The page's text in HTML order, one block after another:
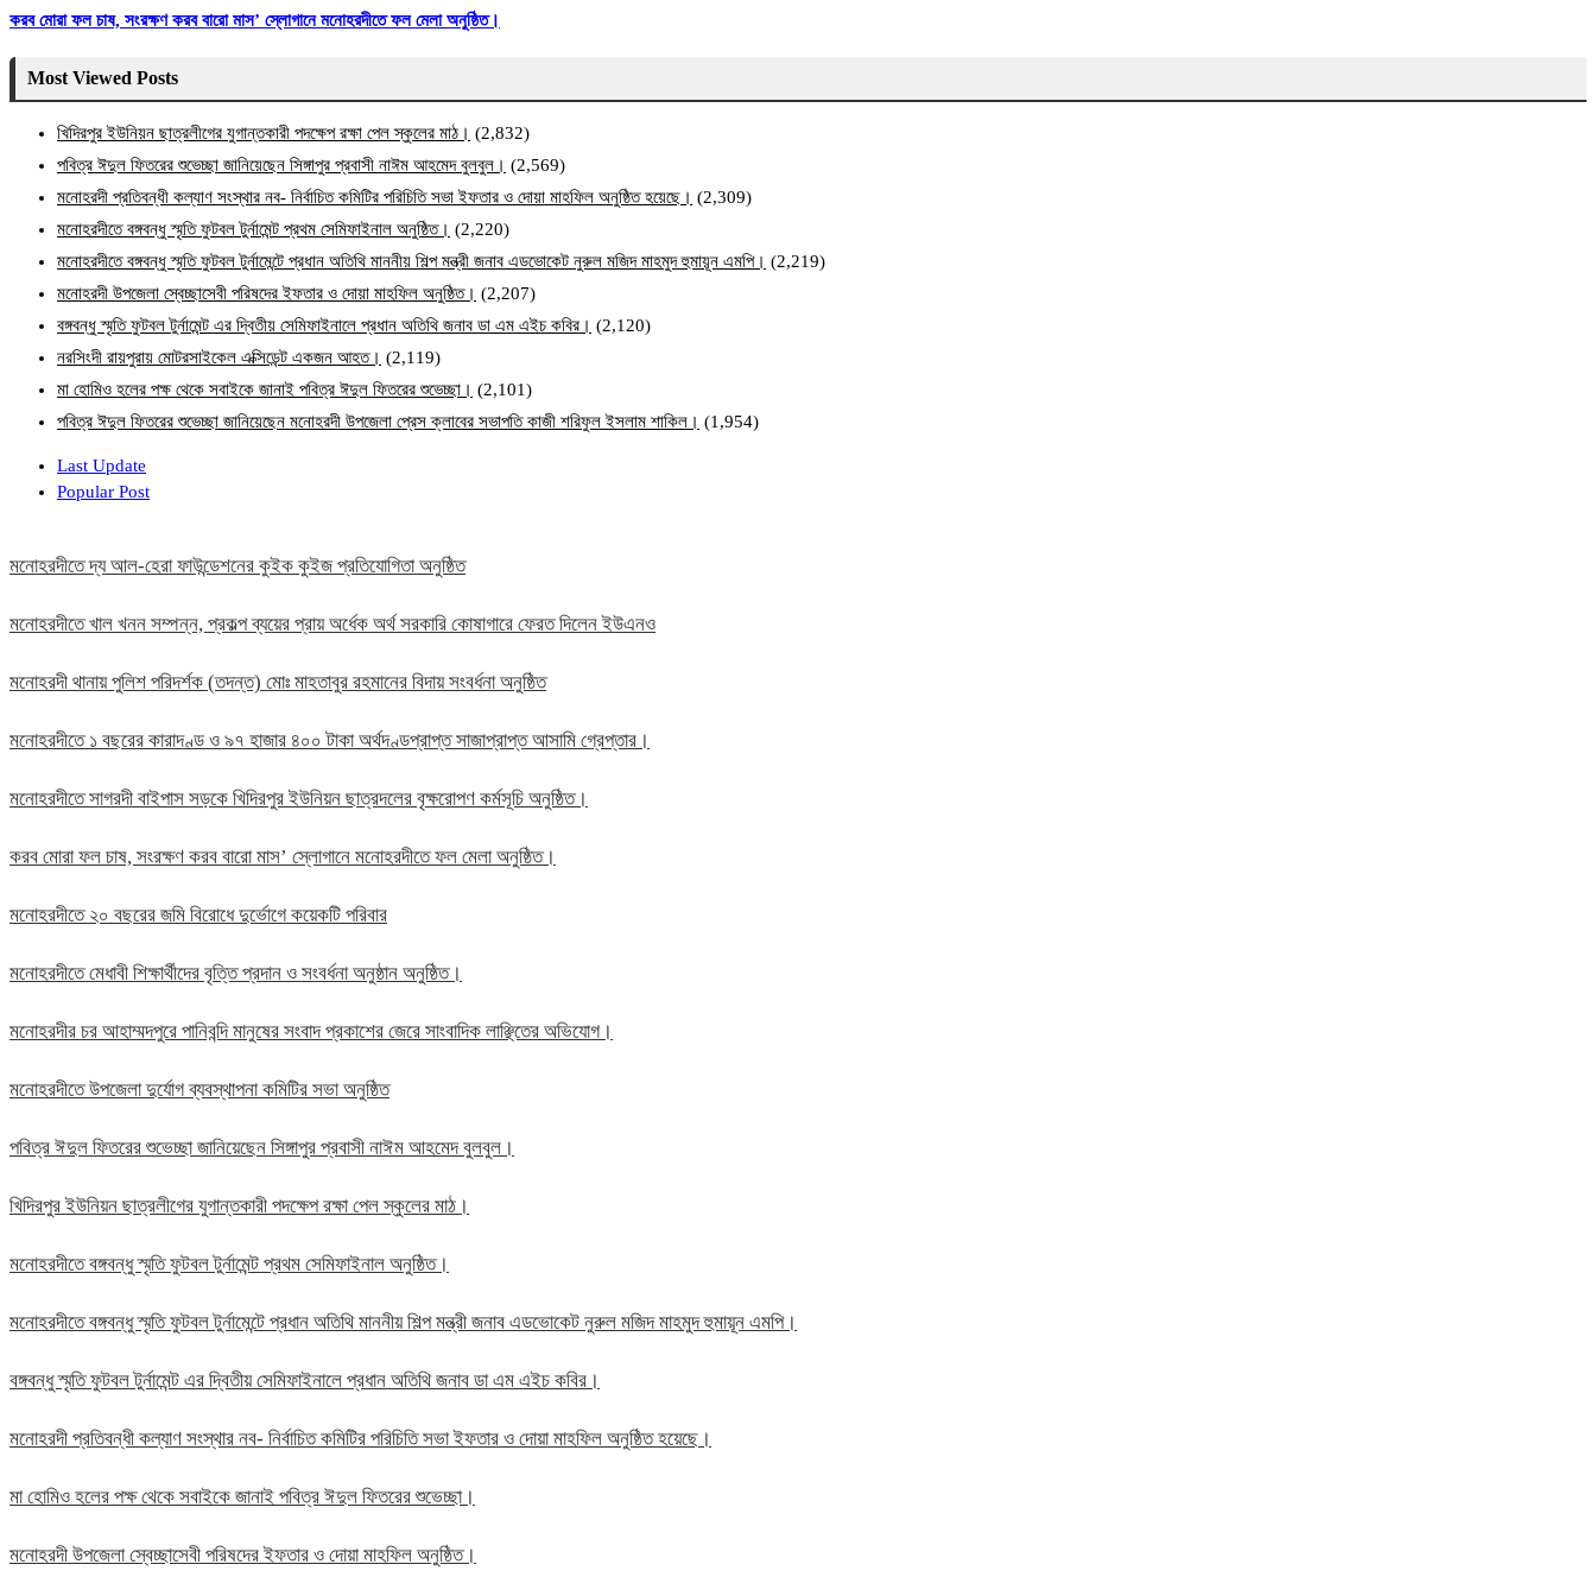
করব মোরা ফল চাষ, সংরক্ষণ করব বারো মাস’ স্লোগানে মনোহরদীতে ফল মেলা অনুষ্ঠিত।
Most Viewed Posts
খিদিরপুর ইউনিয়ন ছাত্রলীগের যুগান্তকারী পদক্ষেপ রক্ষা পেল স্কুলের মাঠ। (2,832)
পবিত্র ঈদুল ফিতরের শুভেচ্ছা জানিয়েছেন সিঙ্গাপুর প্রবাসী নাঈম আহমেদ বুলবুল। (2,569)
মনোহরদী প্রতিবন্ধী কল্যাণ সংস্থার নব- নির্বাচিত কমিটির পরিচিতি সভা ইফতার ও দোয়া মাহফিল অনুষ্ঠিত হয়েছে। (2,309)
মনোহরদীতে বঙ্গবন্ধু স্মৃতি ফুটবল টুর্নামেন্ট প্রথম সেমিফাইনাল অনুষ্ঠিত। (2,220)
মনোহরদীতে বঙ্গবন্ধু স্মৃতি ফুটবল টুর্নামেন্টে প্রধান অতিথি মাননীয় শিল্প মন্ত্রী জনাব এডভোকেট নুরুল মজিদ মাহমুদ হুমায়ূন এমপি। (2,219)
মনোহরদী উপজেলা স্বেচ্ছাসেবী পরিষদের ইফতার ও দোয়া মাহফিল অনুষ্ঠিত। (2,207)
বঙ্গবন্ধু স্মৃতি ফুটবল টুর্নামেন্ট এর দ্বিতীয় সেমিফাইনালে প্রধান অতিথি জনাব ডা এম এইচ কবির। (2,120)
নরসিংদী রায়পুরায় মোটরসাইকেল এক্সিডেন্ট একজন আহত। (2,119)
মা হোমিও হলের পক্ষ থেকে সবাইকে জানাই পবিত্র ঈদুল ফিতরের শুভেচ্ছা। (2,101)
পবিত্র ঈদুল ফিতরের শুভেচ্ছা জানিয়েছেন মনোহরদী উপজেলা প্রেস ক্লাবের সভাপতি কাজী শরিফুল ইসলাম শাকিল। (1,954)
Last Update
Popular Post
মনোহরদীতে দ্য আল-হেরা ফাউন্ডেশনের কুইক কুইজ প্রতিযোগিতা অনুষ্ঠিত
মনোহরদীতে খাল খনন সম্পন্ন, প্রকল্প ব্যয়ের প্রায় অর্ধেক অর্থ সরকারি কোষাগারে ফেরত দিলেন ইউএনও
মনোহরদী থানায় পুলিশ পরিদর্শক (তদন্ত) মোঃ মাহতাবুর রহমানের বিদায় সংবর্ধনা অনুষ্ঠিত
মনোহরদীতে ১ বছরের কারাদণ্ড ও ৯৭ হাজার ৪০০ টাকা অর্থদণ্ডপ্রাপ্ত সাজাপ্রাপ্ত আসামি গ্রেপ্তার।
মনোহরদীতে সাগরদী বাইপাস সড়কে খিদিরপুর ইউনিয়ন ছাত্রদলের বৃক্ষরোপণ কর্মসূচি অনুষ্ঠিত।
করব মোরা ফল চাষ, সংরক্ষণ করব বারো মাস’ স্লোগানে মনোহরদীতে ফল মেলা অনুষ্ঠিত।
মনোহরদীতে ২০ বছরের জমি বিরোধে দুর্ভোগে কয়েকটি পরিবার
মনোহরদীতে মেধাবী শিক্ষার্থীদের বৃত্তি প্রদান ও সংবর্ধনা অনুষ্ঠান অনুষ্ঠিত।
মনোহরদীর চর আহাম্মদপুরে পানিবন্দি মানুষের সংবাদ প্রকাশের জেরে সাংবাদিক লাঞ্ছিতের অভিযোগ।
মনোহরদীতে উপজেলা দুর্যোগ ব্যবস্থাপনা কমিটির সভা অনুষ্ঠিত
পবিত্র ঈদুল ফিতরের শুভেচ্ছা জানিয়েছেন সিঙ্গাপুর প্রবাসী নাঈম আহমেদ বুলবুল।
খিদিরপুর ইউনিয়ন ছাত্রলীগের যুগান্তকারী পদক্ষেপ রক্ষা পেল স্কুলের মাঠ।
মনোহরদীতে বঙ্গবন্ধু স্মৃতি ফুটবল টুর্নামেন্ট প্রথম সেমিফাইনাল অনুষ্ঠিত।
মনোহরদীতে বঙ্গবন্ধু স্মৃতি ফুটবল টুর্নামেন্টে প্রধান অতিথি মাননীয় শিল্প মন্ত্রী জনাব এডভোকেট নুরুল মজিদ মাহমুদ হুমায়ূন এমপি।
বঙ্গবন্ধু স্মৃতি ফুটবল টুর্নামেন্ট এর দ্বিতীয় সেমিফাইনালে প্রধান অতিথি জনাব ডা এম এইচ কবির।
মনোহরদী প্রতিবন্ধী কল্যাণ সংস্থার নব- নির্বাচিত কমিটির পরিচিতি সভা ইফতার ও দোয়া মাহফিল অনুষ্ঠিত হয়েছে।
মা হোমিও হলের পক্ষ থেকে সবাইকে জানাই পবিত্র ঈদুল ফিতরের শুভেচ্ছা।
মনোহরদী উপজেলা স্বেচ্ছাসেবী পরিষদের ইফতার ও দোয়া মাহফিল অনুষ্ঠিত।